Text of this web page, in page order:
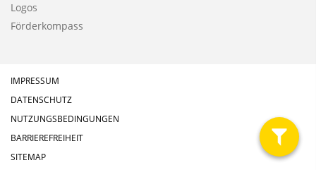
filter
Logos
Förderkompass
IMPRESSUM
DATENSCHUTZ
NUTZUNGSBEDINGUNGEN
BARRIEREFREIHEIT
SITEMAP